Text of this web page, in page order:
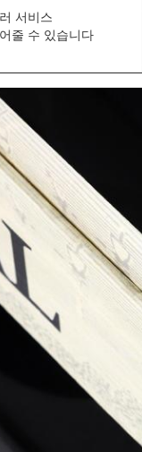
서비스
줄 수 있습니다